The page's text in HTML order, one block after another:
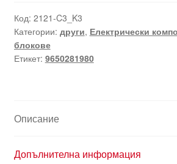
Код: 2121-C3_K3
Категории: други, Електрически
блокове
Етикет: 9650281980
Описание
Допълнителна информация